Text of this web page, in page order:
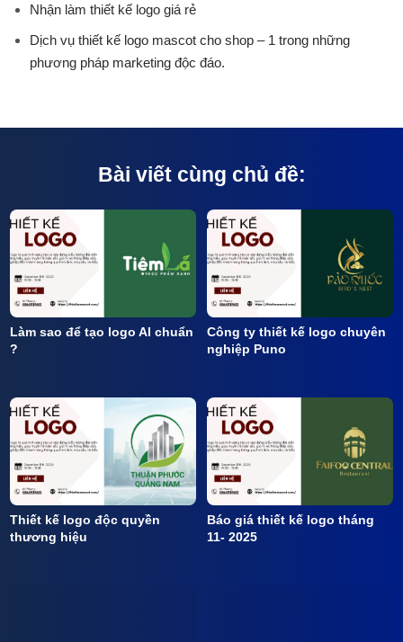
Nhận làm thiết kế logo giá rẻ
Dịch vụ thiết kế logo mascot cho shop – 1 trong những
phương pháp marketing độc đáo.
Bài viết cùng chủ đề:
Làm sao để tạo logo AI chuẩn
?
Công ty thiết kế logo chuyên
nghiệp Puno
Thiết kế logo độc quyền
thương hiệu
Báo giá thiết kế logo tháng
11- 2025